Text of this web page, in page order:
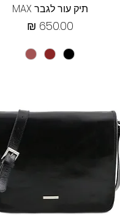
תצוגה מהירה
תיק עור לגבר MAX
מחיר